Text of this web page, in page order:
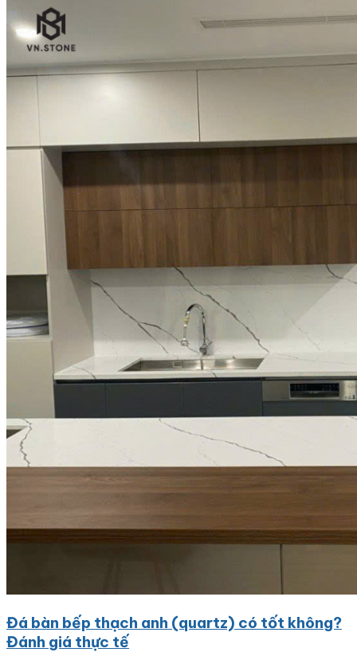
Đá bàn bếp thạch anh (quartz) có tốt không?
Đánh giá thực tế